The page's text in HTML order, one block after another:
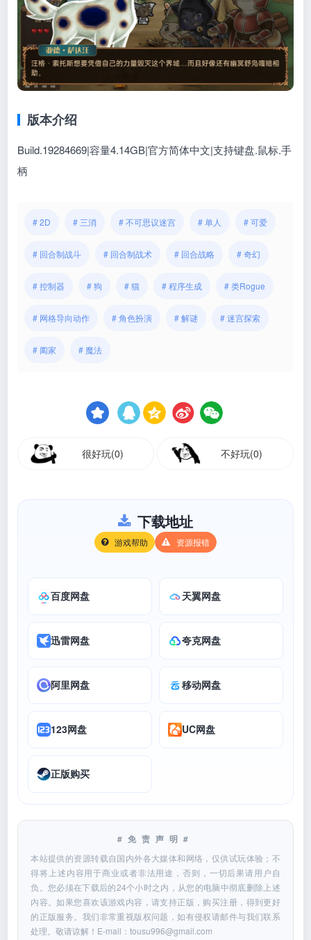
版本介绍
Build.19284669|容量4.14GB|官方简体中文|支持键盘.鼠标.手
柄
# 2D # 三消 # 不可思议迷宫 # 单人 # 可爱
# 回合制战斗 # 回合制战术 # 回合战略 # 奇幻
# 控制器 # 狗 # 猫 # 程序生成 # 类Rogue
# 网格导向动作 # 角色扮演 # 解谜 # 迷宫探索
# 阖家 # 魔法
很好玩(0) 不好玩(0)
下载地址
游戏帮助 资源报错
百度网盘 天翼网盘
迅雷网盘 夸克网盘
阿里网盘 移动网盘
123网盘 UC网盘
正版购买
#免责声明#
本站提供的资源转载自国内外各大媒体和网络，仅供试玩体验；不
得将上述内容用于商业或者非法用途，否则，一切后果请用户自
负。您必须在下载后的24个小时之内，从您的电脑中彻底删除上述
内容。如果您喜欢该游戏内容，请支持正版，购买注册，得到更好
的正版服务。我们非常重视版权问题，如有侵权请邮件与我们联系
处理。敬请谅解！E-mail：tousu996@gmail.com